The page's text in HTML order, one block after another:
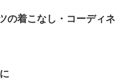
の着こなし・コーディネ